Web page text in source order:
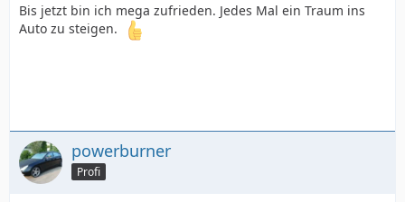
Bis jetzt bin ich mega zufrieden. Jedes Mal ein Traum ins
Auto zu steigen.
powerburner
Profi